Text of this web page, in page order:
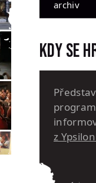
archiv
Kdy se
z